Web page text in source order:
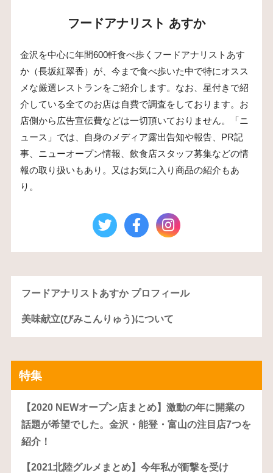
フードアナリスト あすか
金沢を中心に年間600軒食べ歩くフードアナリストあす
か（長坂紅翠香）が、今まで食べ歩いた中で特にオスス
メな厳選レストランをご紹介します。なお、星付きで紹
介している全てのお店は自費で調査をしております。お
店側から広告宣伝費などは一切頂いておりません。「ニ
ュース」では、自身のメディア露出告知や報告、PR記
事、ニューオープン情報、飲食店スタッフ募集などの情
報の取り扱いもあり。又はお気に入り商品の紹介もあ
り。
フードアナリストあすか プロフィール
美味献立(びみこんりゅう)について
特集
【2020 NEWオープン店まとめ】激動の年に開業の
話題が希望でした。金沢・能登・富山の注目店7つを
紹介！
【2021北陸グルメまとめ】今年私が衝撃を受け